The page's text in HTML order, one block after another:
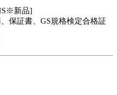
新品]
保証書、GS規格検定合格証